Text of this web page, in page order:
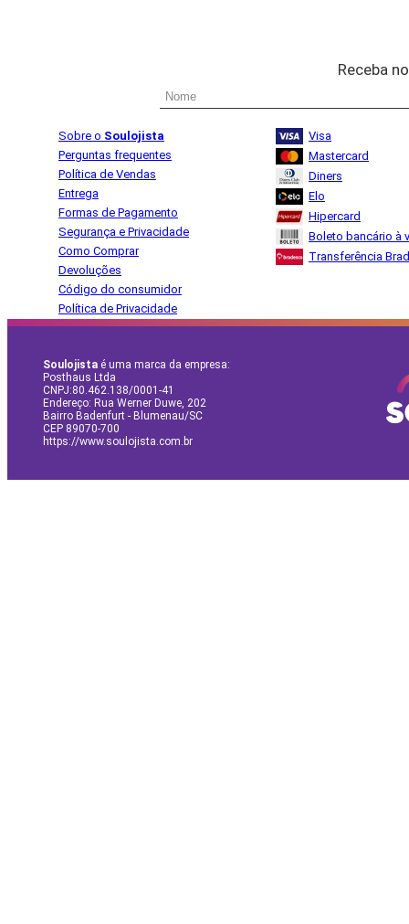
Receba
Sobre o Soulojista
Perguntas frequentes
Política de Vendas
Entrega
Formas de Pagamento
Segurança e Privacidade
Como Comprar
Devoluções
Código do consumidor
Política de Privacidade
Visa
Mastercard
Diners
Elo
Hipercard
Boleto bancário à
Transferência
Soulojista é uma marca da empresa:
Posthaus Ltda
CNPJ:80.462.138/0001-41
Endereço: Rua Werner Duwe, 202
Bairro Badenfurt - Blumenau/SC
CEP 89070-700
https://www.soulojista.com.br